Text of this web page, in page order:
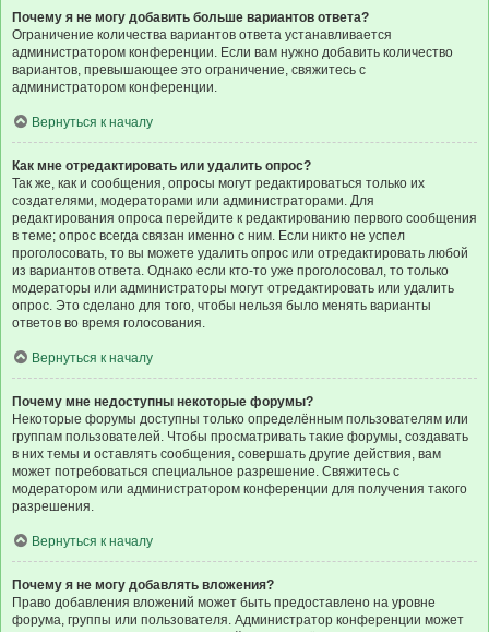
Почему я не могу добавить больше вариантов ответа?
Ограничение количества вариантов ответа устанавливается
администратором конференции. Если вам нужно добавить количество
вариантов, превышающее это ограничение, свяжитесь с
администратором конференции.
Вернуться к началу
Как мне отредактировать или удалить опрос?
Так же, как и сообщения, опросы могут редактироваться только их
создателями, модераторами или администраторами. Для
редактирования опроса перейдите к редактированию первого сообщения
в теме; опрос всегда связан именно с ним. Если никто не успел
проголосовать, то вы можете удалить опрос или отредактировать любой
из вариантов ответа. Однако если кто-то уже проголосовал, то только
модераторы или администраторы могут отредактировать или удалить
опрос. Это сделано для того, чтобы нельзя было менять варианты
ответов во время голосования.
Вернуться к началу
Почему мне недоступны некоторые форумы?
Некоторые форумы доступны только определённым пользователям или
группам пользователей. Чтобы просматривать такие форумы, создавать
в них темы и оставлять сообщения, совершать другие действия, вам
может потребоваться специальное разрешение. Свяжитесь с
модератором или администратором конференции для получения такого
разрешения.
Вернуться к началу
Почему я не могу добавлять вложения?
Право добавления вложений может быть предоставлено на уровне
форума, группы или пользователя. Администратор конференции может